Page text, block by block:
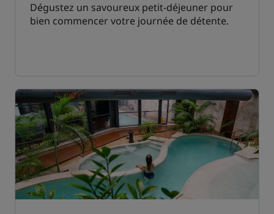
Dégustez un savoureux petit-déjeuner pour
bien commencer votre journée de détente.